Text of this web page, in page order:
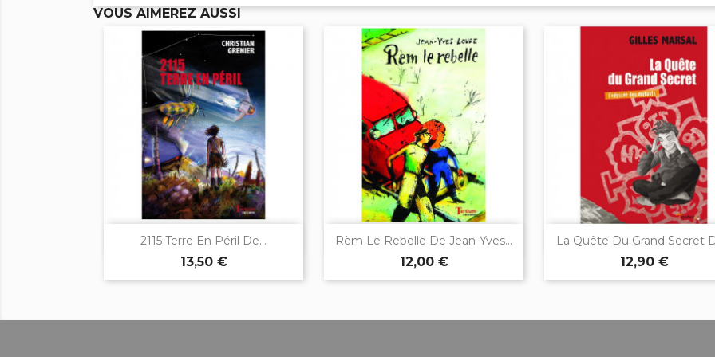
VOUS AIMEREZ AUSSI
2115 Terre En Péril De...
13,50 €
Aperçu rapide Rèm Le Rebelle De Jean-Yves...
12,00 €
Aperçu rapide La Quête Du Grand Secret
12,90 €
Aperçu rapide